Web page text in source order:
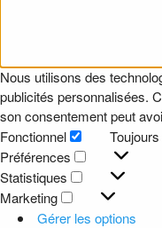
Nous utilisons des
publicités personnalisées.
son consentement peut
Fonctionnel
Fonctionnel
Préférences
Préférences
Statistiques
Statistiques
Marketing
Marketing
Gérer les options